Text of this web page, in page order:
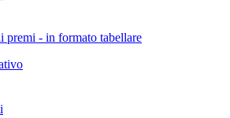
premi - in formato tabellare